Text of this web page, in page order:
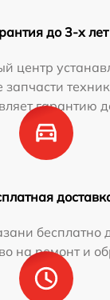
до 3-х лет
центр
гарантию
бесплатно
на ремонт и